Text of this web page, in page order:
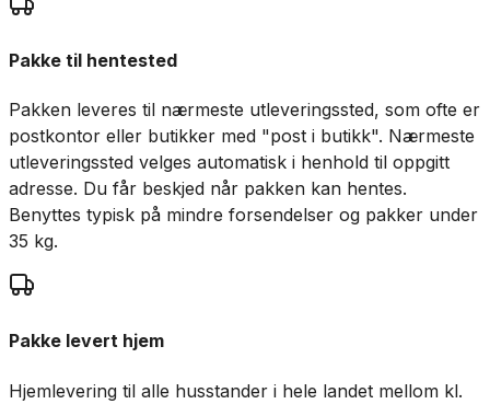
Pakke til hentested
Pakken leveres til nærmeste utleveringssted, som ofte er
postkontor eller butikker med "post i butikk". Nærmeste
utleveringssted velges automatisk i henhold til oppgitt
adresse. Du får beskjed når pakken kan hentes.
Benyttes typisk på mindre forsendelser og pakker under
35 kg.
Pakke levert hjem
Hjemlevering til alle husstander i hele landet mellom kl.